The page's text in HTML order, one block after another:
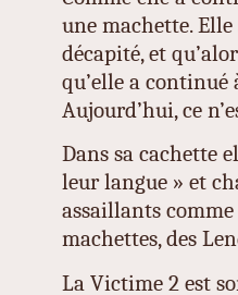
une machette.
décapité, et
qu’elle a continué
Aujourd’hui, ce
Dans sa cachette
leur langue » et
assaillants
machettes, des
La Victime 2 est